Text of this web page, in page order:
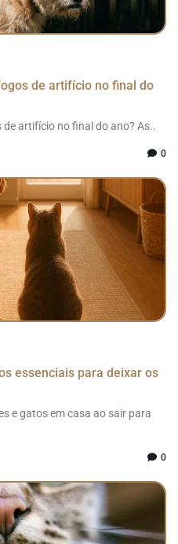
de artifício no final do
artifício no final do ano? As..
0
essenciais para deixar os
e gatos em casa ao sair para
0